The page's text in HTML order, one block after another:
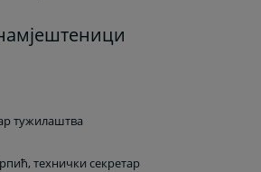
тужилаштва
технички секретар